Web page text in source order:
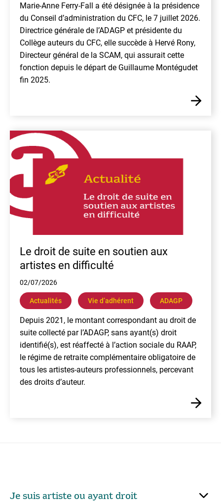
Marie-Anne Ferry-Fall a été désignée à la présidence
du Conseil d’administration du CFC, le 7 juillet 2026.
Directrice générale de l’ADAGP et présidente du
Collège auteurs du CFC, elle succède à Hervé Rony,
Directeur général de la SCAM, qui assurait cette
fonction depuis le départ de Guillaume Montégudet
fin 2025.
Le droit de suite en soutien aux
artistes en difficulté
02/07/2026
Actualités Vie dʼadhérent ADAGP
Depuis 2021, le montant correspondant au droit de
suite collecté par l’ADAGP, sans ayant(s) droit
identifié(s), est réaffecté à l’action sociale du RAAP,
le régime de retraite complémentaire obligatoire de
tous les artistes-auteurs professionnels, percevant
des droits d’auteur.
Je suis artiste ou ayant droit